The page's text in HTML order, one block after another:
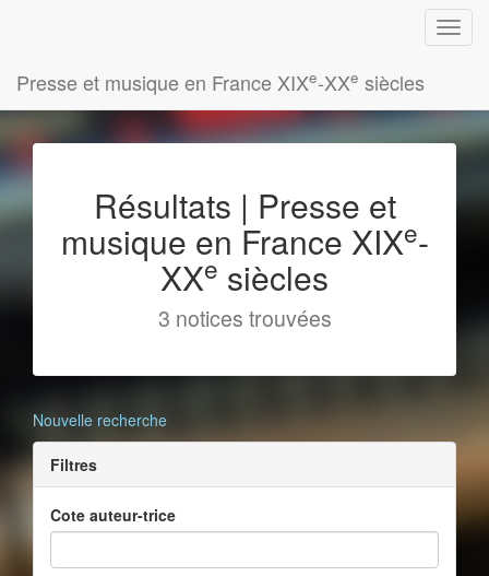
Presse et musique en France XIXe-XXe siècles
Résultats | Presse et
musique en France XIXe-
XXe siècles
3 notices trouvées
Nouvelle recherche
Filtres
Cote auteur-trice